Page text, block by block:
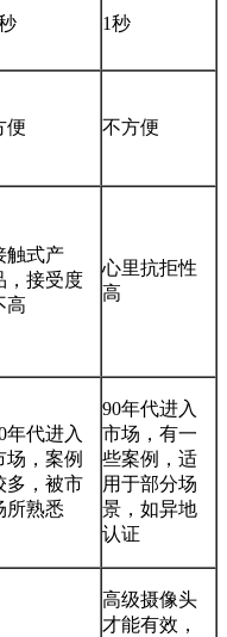
1秒
便 不方便
触式产
，接受度
高
心里抗拒性
高
年代进入
场，案例
多，被市
所熟悉
90年代进入
市场，有一
些案例，适
用于部分场
景，如异地
认证
高级摄像头
才能有效，